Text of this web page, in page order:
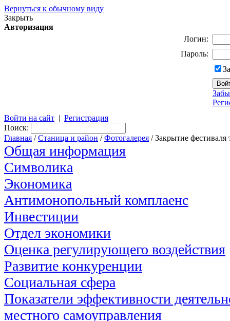
Вернуться к обычному виду
Закрыть
Авторизация
Логин:
Пароль:
Войти на сайт | Регистрация
Поиск:
Главная /Станица и район /Фотогалерея / Закрытие
Общая информация
Символика
Экономика
Антимонопольный комплаенс
Инвестиции
Отдел экономики
Оценка регулирующего воздействия
Развитие конкуренции
Социальная сфера
Показатели эффективности
местного самоуправления